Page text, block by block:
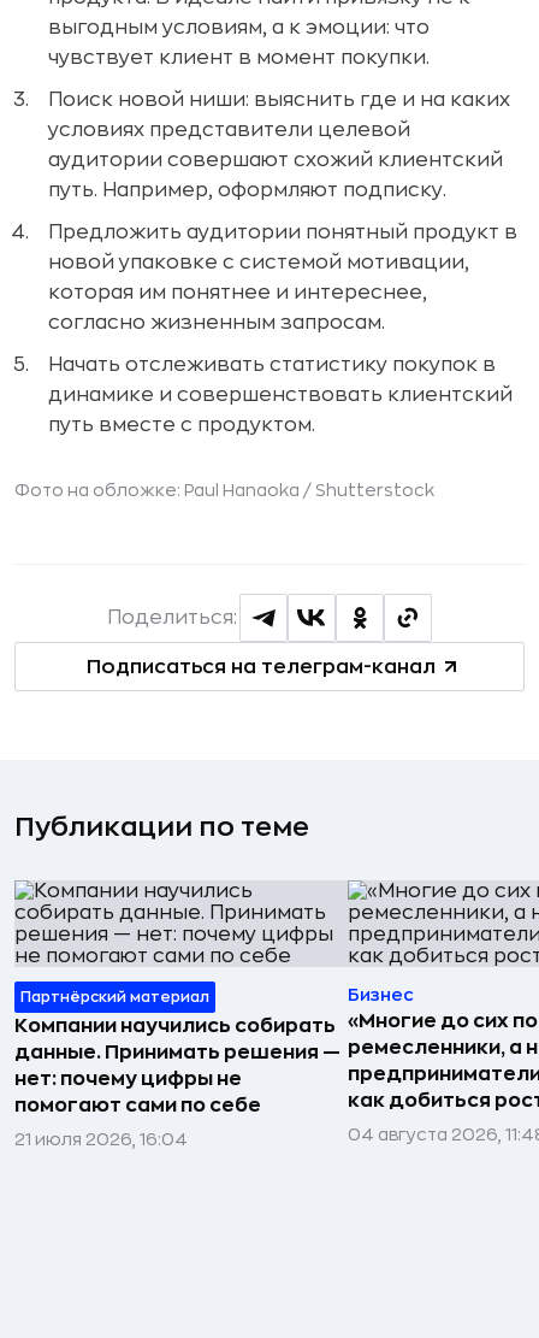
выгодным условиям, а к эмоции: что
чувствует клиент в момент покупки.
Поиск новой ниши: выяснить где и на каких
условиях представители целевой
аудитории совершают схожий клиентский
путь. Например, оформляют подписку.
Предложить аудитории понятный продукт в
новой упаковке с системой мотивации,
которая им понятнее и интереснее,
согласно жизненным запросам.
Начать отслеживать статистику покупок в
динамике и совершенствовать клиентский
путь вместе с продуктом.
Фото на обложке: Paul Hanaoka / Shutterstock
Подписаться на телеграм-канал
Поделиться:
Публикации по теме
Партнёрский материал
Компании научились собирать
данные. Принимать решения —
нет: почему цифры не
помогают сами по себе
21 июля 2026, 16:04
Бизнес
«Многие до сих
ремесленники, а
как добиться
04 августа 2026,